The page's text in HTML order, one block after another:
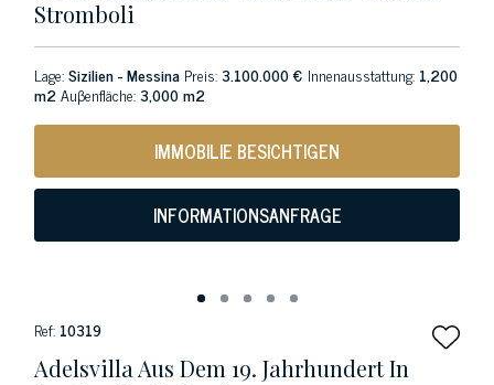
Stromboli
Lage:Sizilien - Messina Preis:3.100.000 € Innenausstattung: 1,200
m2Auβenfläche:3,000 m2
IMMOBILIE BESICHTIGEN
INFORMATIONSANFRAGE
Ref: 10319
Adelsvilla Aus Dem 19. Jahrhundert In